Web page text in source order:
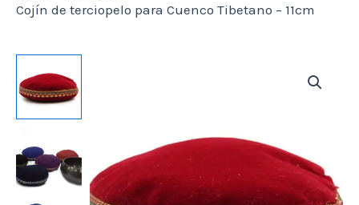
Cojín de terciopelo para Cuenco Tibetano – 11cm
de
terciopelo
para
-
11cm
cantidad